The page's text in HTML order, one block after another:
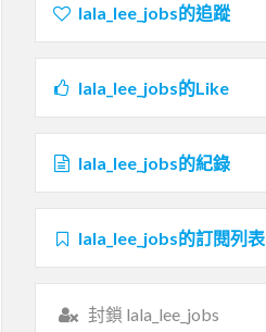
lala_lee_jobs的追蹤
lala_lee_jobs的Like
lala_lee_jobs的紀錄
lala_lee_jobs的訂閱列表
封鎖 lala_lee_jobs